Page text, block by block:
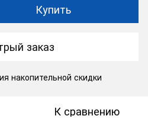
Купить
заказ
накопительной скидки
К сравнению